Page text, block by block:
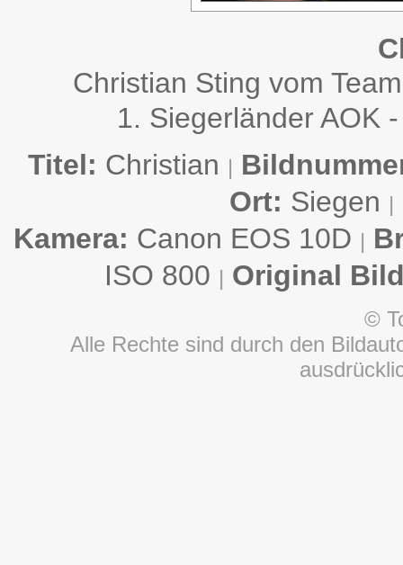
Christian Sting vom
1. Siegerländer AOK
Titel: Christian |
Ort: Siegen |
Kamera: Canon EOS 10D |
ISO 800 | Original
©
Alle Rechte sind durch den